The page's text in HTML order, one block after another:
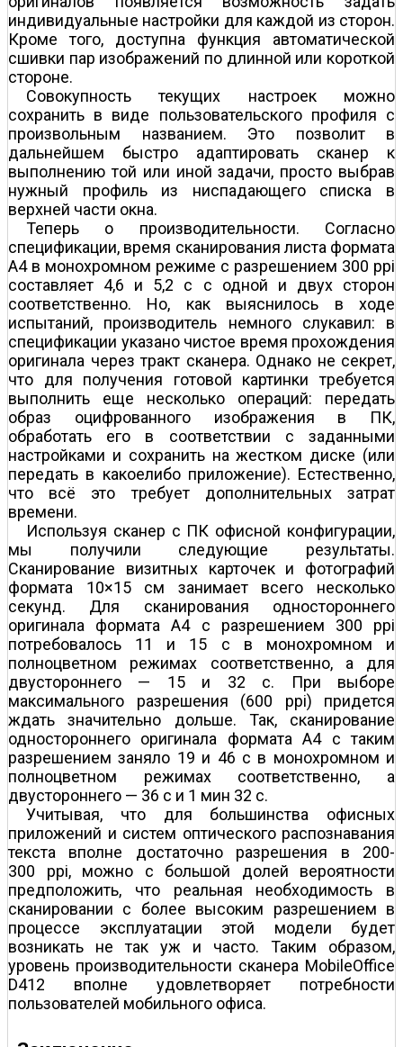
индивидуальные настройки для каждой из сторон.
Кроме того, доступна функция автоматической
сшивки пар изображений по длинной или короткой
стороне.
Совокупность текущих настроек можно
сохранить в виде пользовательского профиля с
произвольным названием. Это позволит в
дальнейшем быстро адаптировать сканер к
выполнению той или иной задачи, просто выбрав
нужный профиль из ниспадающего списка в
верхней части окна.
Теперь о производительности. Согласно
спецификации, время сканирования листа формата
А4 в монохромном режиме с разрешением 300 ppi
составляет 4,6 и 5,2 с с одной и двух сторон
соответственно. Но, как выяснилось в ходе
испытаний, производитель немного слукавил: в
спецификации указано чистое время прохождения
оригинала через тракт сканера. Однако не секрет,
что для получения готовой картинки требуется
выполнить еще несколько операций: передать
образ оцифрованного изображения в ПК,
обработать его в соответствии с заданными
настройками и сохранить на жестком диске (или
передать в какое­либо приложение). Естественно,
что всё это требует дополнительных затрат
времени.
Используя сканер с ПК офисной конфигурации,
мы получили следующие результаты.
Сканирование визитных карточек и фотографий
формата 10×15 см занимает всего несколько
секунд. Для сканирования одностороннего
оригинала формата А4 с разрешением 300 ppi
потребовалось 11 и 15 с в монохромном и
полноцветном режимах соответственно, а для
двустороннего — 15 и 32 с. При выборе
максимального разрешения (600 ppi) придется
ждать значительно дольше. Так, сканирование
одностороннего оригинала формата А4 с таким
разрешением заняло 19 и 46 с в монохромном и
полноцветном режимах соответственно, а
двустороннего — 36 с и 1 мин 32 с.
Учитывая, что для большинства офисных
приложений и систем оптического распознавания
текста вполне достаточно разрешения в 200-
300 ppi, можно с большой долей вероятности
предположить, что реальная необходимость в
сканировании с более высоким разрешением в
процессе эксплуатации этой модели будет
возникать не так уж и часто. Таким образом,
уровень производительности сканера MobileOffice
D412 вполне удовлетворяет потребности
пользователей мобильного офиса.